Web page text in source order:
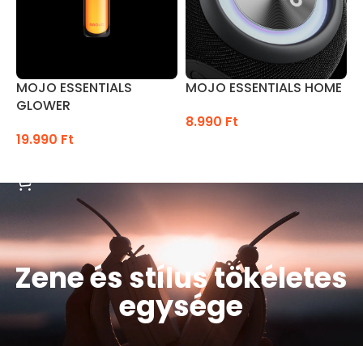
EQ Mód váltás (Basszus/Sztandard)
Type C – USB töltőkábel
MOJO ESSENTIALS
GLOWER
19.990 Ft
MOJO ESSENTIALS HOME
8.990 Ft
Zene és stílus tökéletes
egysége